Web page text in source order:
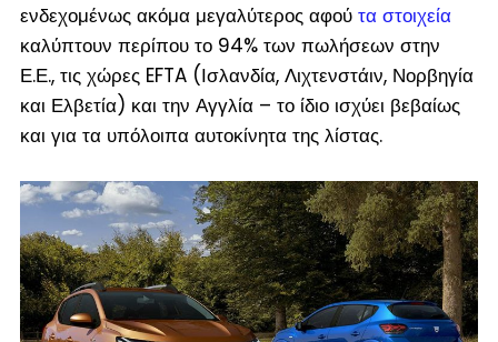
ενδεχομένως ακόμα μεγαλύτερος αφού τα στοιχεία
καλύπτουν περίπου το 94% των πωλήσεων στην
Ε.Ε., τις χώρες EFTA (Ισλανδία, Λιχτενστάιν, Νορβηγία
και Ελβετία) και την Αγγλία – το ίδιο ισχύει βεβαίως
και για τα υπόλοιπα αυτοκίνητα της λίστας.